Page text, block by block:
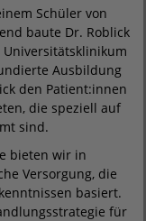
Schüler von
baute Dr. Roblick
Ausbildung
den Patient:innen
die speziell auf
sind.
bieten wir in
Versorgung, die
basiert.
für